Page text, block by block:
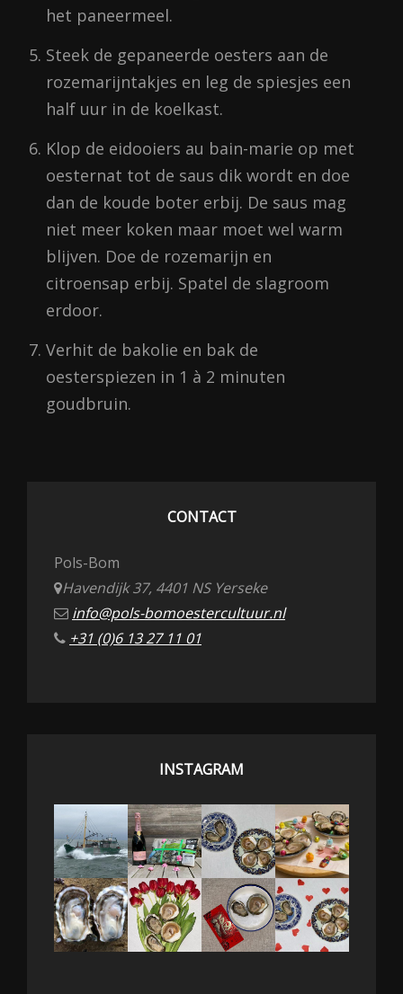
het paneermeel.
Steek de gepaneerde oesters aan de
rozemarijntakjes en leg de spiesjes een
half uur in de koelkast.
Klop de eidooiers au bain-marie op met
oesternat tot de saus dik wordt en doe
dan de koude boter erbij. De saus mag
niet meer koken maar moet wel warm
blijven. Doe de rozemarijn en
citroensap erbij. Spatel de slagroom
erdoor.
Verhit de bakolie en bak de
oesterspiezen in 1 à 2 minuten
goudbruin.
CONTACT
Pols-Bom
Havendijk 37, 4401 NS Yerseke
info@pols-bomoestercultuur.nl
+31 (0)6 13 27 11 01
INSTAGRAM